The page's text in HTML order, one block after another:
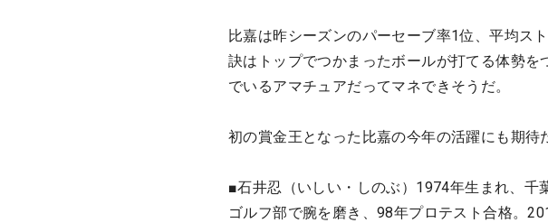
比嘉は昨シーズンのパーセーブ率1位、平均ス
訣はトップでつかまったボールが打てる体勢
でいるアマチュアだってマネできそうだ。
初の賞金王となった比嘉の今年の活躍にも期待
■石井忍（いしい・しのぶ）1974年生まれ、
ゴルフ部で腕を磨き、98年プロテスト合格。